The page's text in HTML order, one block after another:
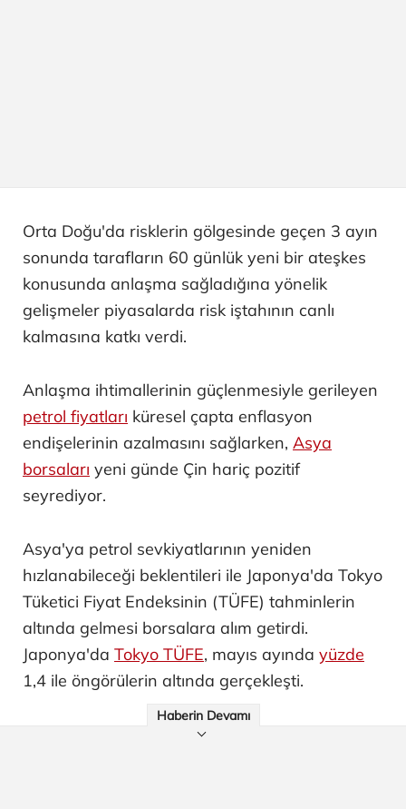
Orta Doğu'da risklerin gölgesinde geçen 3 ayın
sonunda tarafların 60 günlük yeni bir ateşkes
konusunda anlaşma sağladığına yönelik
gelişmeler piyasalarda risk iştahının canlı
kalmasına katkı verdi.
Anlaşma ihtimallerinin güçlenmesiyle gerileyen
petrol fiyatları küresel çapta enflasyon
endişelerinin azalmasını sağlarken, Asya
borsaları yeni günde Çin hariç pozitif
seyrediyor.
Asya'ya petrol sevkiyatlarının yeniden
hızlanabileceği beklentileri ile Japonya'da Tokyo
Tüketici Fiyat Endeksinin (TÜFE) tahminlerin
altında gelmesi borsalara alım getirdi.
Japonya'da Tokyo TÜFE, mayıs ayında yüzde
1,4 ile öngörülerin altında gerçekleşti.
Haberin Devamı